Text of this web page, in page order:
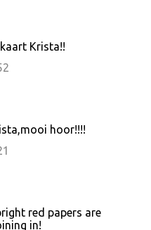
Krista!!
hoor!!!!
red papers are
in!